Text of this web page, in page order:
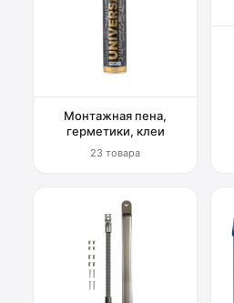
Монтажная пена,
герметики, клеи
23 товара